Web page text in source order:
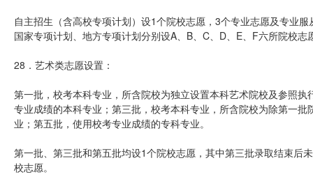
自主招生（含高校专项计划）设1个院校志愿，3个专业志愿及专业
国家专项计划、地方专项计划分别设A、B、C、D、E、F六所院校
28．艺术类志愿设置：
第一批，校考本科专业，所含院校为独立设置本科艺术院校及参照
专业成绩的本科专业；第三批，校考本科专业，所含院校为除第一
业；第五批，使用校考专业成绩的专科专业。
第一批、第三批和第五批均设1个院校志愿，其中第三批录取结束后
校志愿。